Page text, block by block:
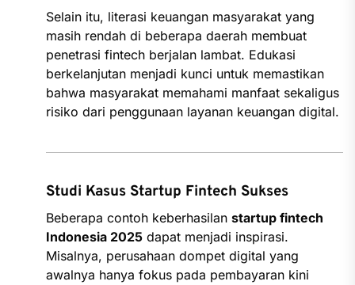
Selain itu, literasi keuangan masyarakat yang
masih rendah di beberapa daerah membuat
penetrasi fintech berjalan lambat. Edukasi
berkelanjutan menjadi kunci untuk memastikan
bahwa masyarakat memahami manfaat sekaligus
risiko dari penggunaan layanan keuangan digital.
Studi Kasus Startup Fintech Sukses
Beberapa contoh keberhasilan startup fintech
Indonesia 2025dapat menjadi inspirasi.
Misalnya, perusahaan dompet digital yang
awalnya hanya fokus pada pembayaran kini